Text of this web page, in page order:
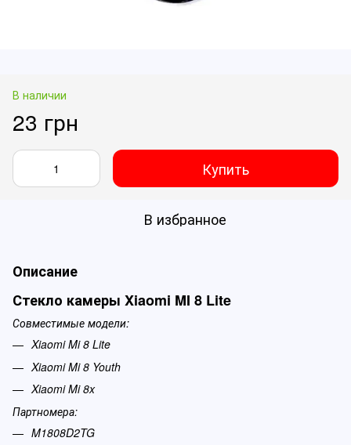
В наличии
23 грн
Купить
В избранное
Описание
Стекло камеры Xiaomi MI 8 Lite
Совместимые модели:
Xiaomi Mi 8 Lite
Xiaomi Mi 8 Youth
Xiaomi Mi 8x
Партномера:
M1808D2TG